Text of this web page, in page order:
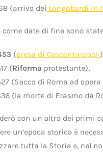
(arrivo dei Longobardi in
come date di fine sono
(presa di Costantinopoli
(Riforma protestante),
(Sacco di Roma ad
(la morte di Erasmo da
con un altro dei primi
un’epoca storica è
tutta la Storia e, nel